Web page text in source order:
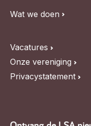
Wat we doen
Vacatures
Onze vereniging
Privacystatement